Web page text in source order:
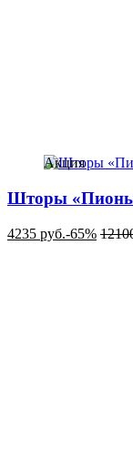
Акция
Шторы «Пионы
4235 руб.-65%